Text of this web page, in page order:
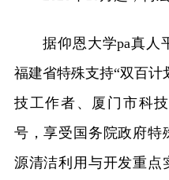
据仰恩大学pa真人
福建省特殊支持“双百计
技工作者、厦门市科
号，享受国务院政府特
源清洁利用与开发重点